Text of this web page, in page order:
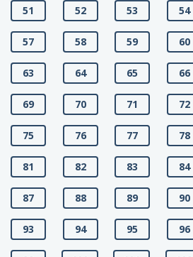
51 52 53 54
57 58 59 60
63 64 65 66
69 70 71 72
75 76 77 78
81 82 83 84
87 88 89 90
93 94 95 96